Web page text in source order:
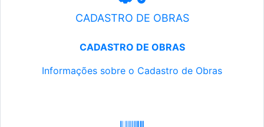
CADASTRO DE OBRAS
CADASTRO DE OBRAS
Informações sobre o Cadastro de Obras